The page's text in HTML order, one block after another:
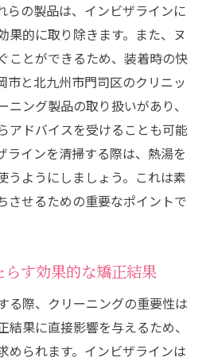
らの製品は、インビザラインに
果的に取り除きます。また、ヌ
ことができるため、装着時の快
市と北九州市門司区のクリニッ
ニング製品の取り扱いがあり、
アドバイスを受けることも可能
ラインを清掃する際は、熱湯を
うようにしましょう。これは素
させるための重要なポイントで
す効果的な矯正結果
る際、クリーニングの重要性は
結果に直接影響を与えるため、
められます。インビザラインは